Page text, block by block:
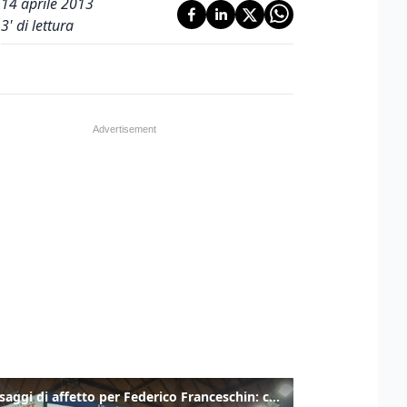
3' di lettura
I messaggi di affetto per Federico Franceschin: così il mondo del basket gli è stato accanto fino all’ultimo